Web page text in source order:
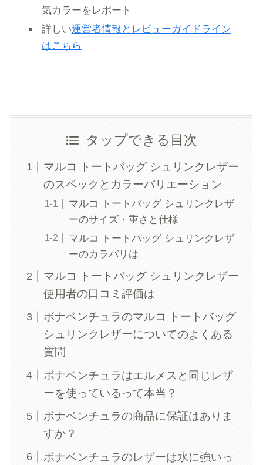
気カラーをレポート
詳しい運営者情報とレビューガイドライン
はこちら
タップできる目次
マルコ トートバッグ シュリンクレザー
のスペックとカラーバリエーション
マルコ トートバッグ シュリンクレザ
ーのサイズ・重さと仕様
マルコ トートバッグ シュリンクレザ
ーのカラバリは
マルコ トートバッグ シュリンクレザー
使用者の口コミ評価は
ボナベンチュラのマルコ トートバッグ
シュリンクレザーについてのよくある
質問
ボナベンチュラはエルメスと同じレザ
ーを使っているって本当？
ボナベンチュラの商品に保証はありま
すか？
ボナベンチュラのレザーは水に強いっ